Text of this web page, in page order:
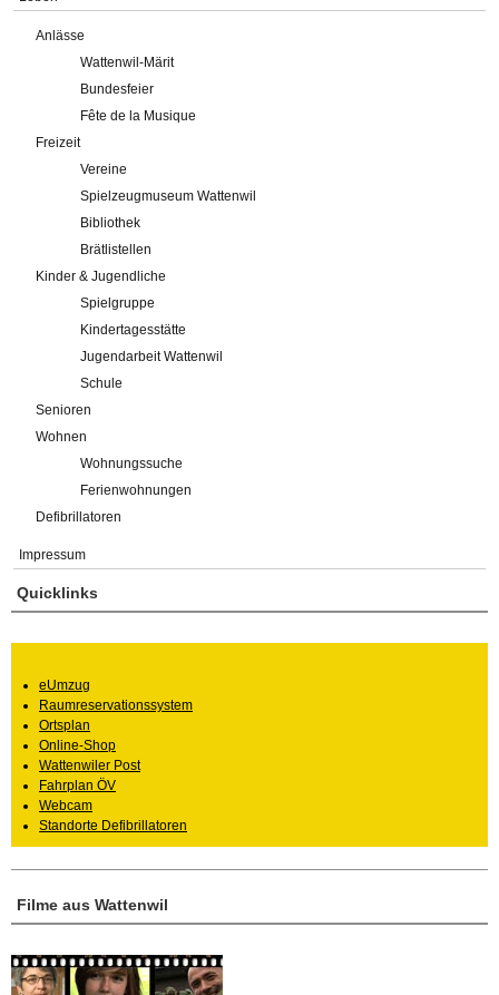
Anlässe
Wattenwil-Märit
Bundesfeier
Fête de la Musique
Freizeit
Vereine
Spielzeugmuseum Wattenwil
Bibliothek
Brätlistellen
Kinder & Jugendliche
Spielgruppe
Kindertagesstätte
Jugendarbeit Wattenwil
Schule
Senioren
Wohnen
Wohnungssuche
Ferienwohnungen
Defibrillatoren
Impressum
Filme aus Wattenwil
Quicklinks
eUmzug
Raumreservationssystem
Ortsplan
Online-Shop
Wattenwiler Post
Fahrplan ÖV
Webcam
Standorte Defibrillatoren